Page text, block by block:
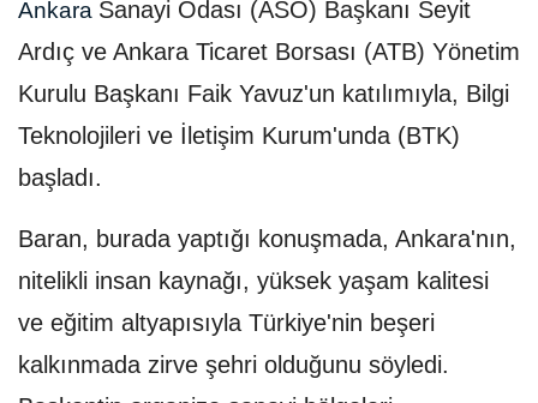
Ankara Sanayi Odası (ASO) Başkanı Seyit
Ardıç ve Ankara Ticaret Borsası (ATB) Yönetim
Kurulu Başkanı Faik Yavuz'un katılımıyla, Bilgi
Teknolojileri ve İletişim Kurum'unda (BTK)
başladı.
Baran, burada yaptığı konuşmada, Ankara'nın,
nitelikli insan kaynağı, yüksek yaşam kalitesi
ve eğitim altyapısıyla Türkiye'nin beşeri
kalkınmada zirve şehri olduğunu söyledi.